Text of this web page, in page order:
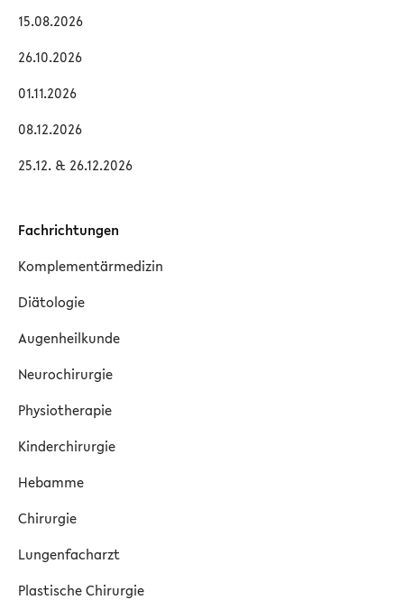
15.08.2026
26.10.2026
01.11.2026
08.12.2026
25.12. & 26.12.2026
Fachrichtungen
Komplementärmedizin
Diätologie
Augenheilkunde
Neurochirurgie
Physiotherapie
Kinderchirurgie
Hebamme
Chirurgie
Lungenfacharzt
Plastische Chirurgie